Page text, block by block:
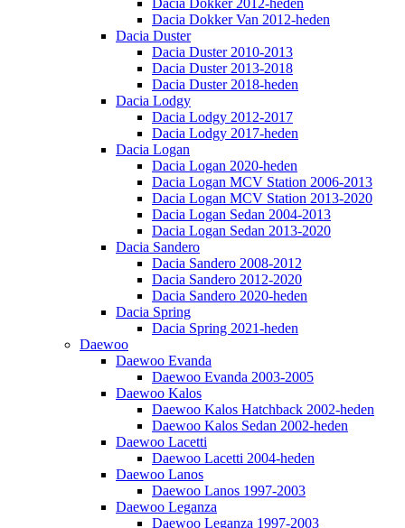
Dacia Dokker 2012-heden
Dacia Dokker Van 2012-heden
Dacia Duster
Dacia Duster 2010-2013
Dacia Duster 2013-2018
Dacia Duster 2018-heden
Dacia Lodgy
Dacia Lodgy 2012-2017
Dacia Lodgy 2017-heden
Dacia Logan
Dacia Logan 2020-heden
Dacia Logan MCV Station 2006-2013
Dacia Logan MCV Station 2013-2020
Dacia Logan Sedan 2004-2013
Dacia Logan Sedan 2013-2020
Dacia Sandero
Dacia Sandero 2008-2012
Dacia Sandero 2012-2020
Dacia Sandero 2020-heden
Dacia Spring
Dacia Spring 2021-heden
Daewoo
Daewoo Evanda
Daewoo Evanda 2003-2005
Daewoo Kalos
Daewoo Kalos Hatchback 2002-heden
Daewoo Kalos Sedan 2002-heden
Daewoo Lacetti
Daewoo Lacetti 2004-heden
Daewoo Lanos
Daewoo Lanos 1997-2003
Daewoo Leganza
Daewoo Leganza 1997-2003